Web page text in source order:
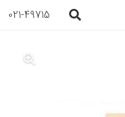
021-49715